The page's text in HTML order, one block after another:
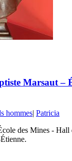
Marsaut –
hommes| Patricia
des Mines -